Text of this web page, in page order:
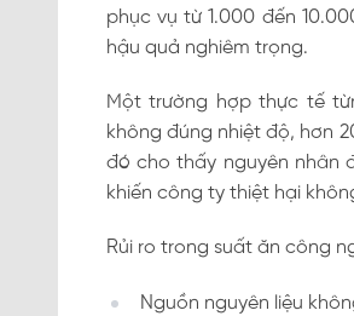
phục vụ từ 1.000 đến
hậu quả nghiêm trọng.
Một trường hợp thực tế
không đúng nhiệt độ, hơn
đó cho thấy nguyên nhân
khiến công ty thiệt hại
Rủi ro trong suất ăn công
Nguồn nguyên liệu